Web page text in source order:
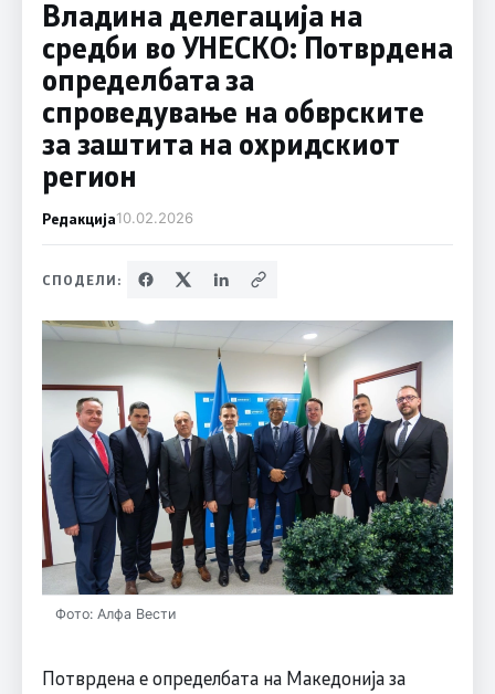
Владина делегација на
средби во УНЕСКО: Потврдена
определбата за
спроведување на обврските
за заштита на охридскиот
регион
Редакција10.02.2026
СПОДЕЛИ:
Фото: Алфа Вести
Потврдена е определбата на Македонија за